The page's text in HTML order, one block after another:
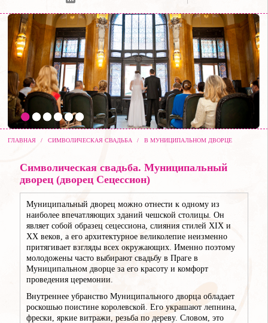
ГЛАВНАЯ / СИМВОЛИЧЕСКАЯ СВАДЬБА / В МУНИЦИПАЛЬНОМ ДВОРЦЕ
Символическая свадьба. Муниципальный
дворец (дворец Сецессион)
Муниципальный дворец можно отнести к одному из
наиболее впечатляющих зданий чешской столицы. Он
являет собой образец сецессиона, слияния стилей XIX и
XX веков, а его архитектурное великолепие неизменно
притягивает взгляды всех окружающих. Именно поэтому
молодожены часто выбирают свадьбу в Праге в
Муниципальном дворце за его красоту и комфорт
проведения церемонии.
Внутреннее убранство Муниципального дворца обладает
роскошью поистине королевской. Его украшают лепнина,
фрески, яркие витражи, резьба по дереву. Словом, это